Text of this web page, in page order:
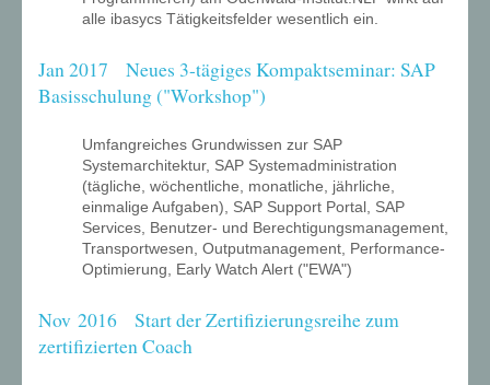
alle ibasycs Tätigkeitsfelder wesentlich ein.
Jan 2017 Neues 3-tägiges Kompaktseminar: SAP
Basisschulung ("Workshop")
Umfangreiches Grundwissen zur SAP
Systemarchitektur, SAP Systemadministration
(tägliche, wöchentliche, monatliche, jährliche,
einmalige Aufgaben), SAP Support Portal, SAP
Services, Benutzer- und Berechtigungsmanagement,
Transportwesen, Outputmanagement, Performance-
Optimierung, Early Watch Alert ("EWA")
Nov 2016 Start der Zertifizierungsreihe zum
zertifizierten Coach